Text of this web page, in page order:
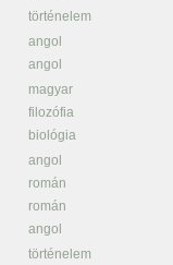
történelem
angol
angol
magyar
filozófia
biológia
angol
román
román
angol
történelem